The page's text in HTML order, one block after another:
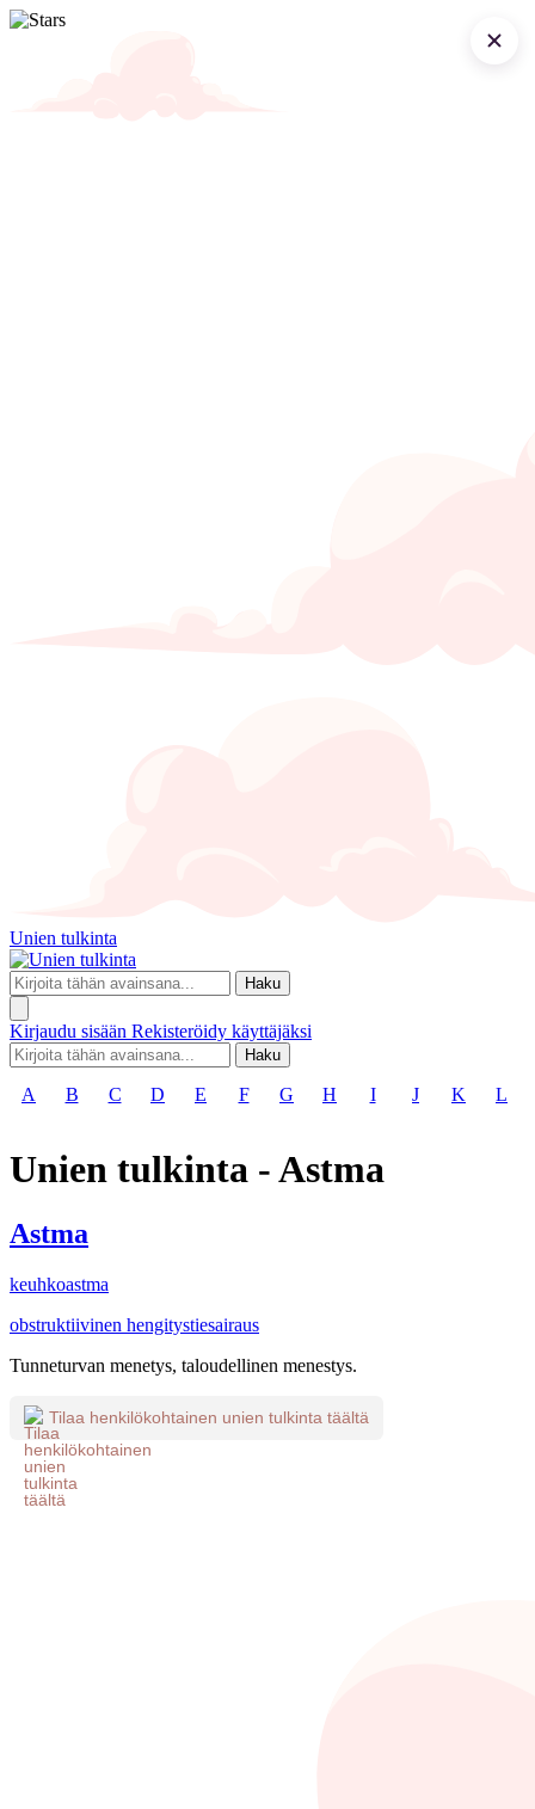
Unien tulkinta
Haku
Kirjaudu sisään Rekisteröidy käyttäjäksi
Haku
A B C D E F G H I J K L
Unien tulkinta - Astma
Astma
keuhkoastma
obstruktiivinen hengitystiesairaus
Tunneturvan menetys, taloudellinen menestys.
Tilaa henkilökohtainen unien tulkinta täältä